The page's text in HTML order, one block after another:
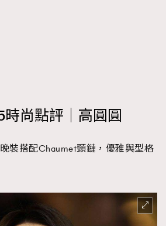
尚點評｜高圓圓
裝搭配Chaumet頸鏈，優雅與型格